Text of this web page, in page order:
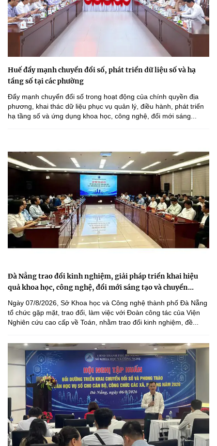
Huế đẩy mạnh chuyển đổi số, phát triển dữ liệu số và hạ
tầng số tại các phường
Đẩy mạnh chuyển đổi số trong hoạt động của chính quyền địa
phương, khai thác dữ liệu phục vụ quản lý, điều hành, phát triển
hạ tầng số và ứng dụng khoa học, công nghệ, đổi mới sáng...
Đà Nẵng trao đổi kinh nghiệm, giải pháp triển khai hiệu
quả khoa học, công nghệ, đổi mới sáng tạo và chuyển...
Ngày 07/8/2026, Sở Khoa học và Công nghệ thành phố Đà Nẵng
tổ chức gặp mặt, trao đổi, làm việc với Đoàn công tác của Viện
Nghiên cứu cao cấp về Toán, nhằm trao đổi kinh nghiệm, đề...